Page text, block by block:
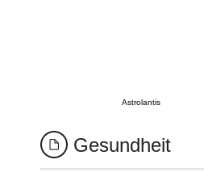
Astrolantis
Gesundheit